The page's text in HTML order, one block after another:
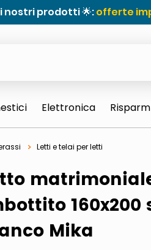
nostri prodotti 🌟:offerte
Elettronica
Letti e telai per letti
Mika